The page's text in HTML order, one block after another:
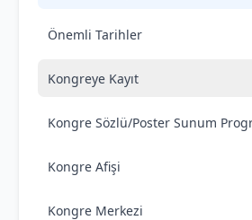
Önemli Tarihler
Kongreye Kayıt
Kongre Sözlü/Poster Sunum
Kongre Afişi
Kongre Merkezi